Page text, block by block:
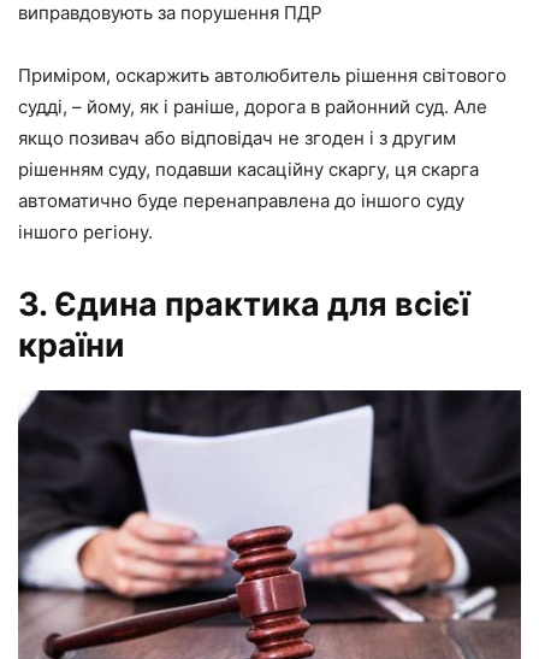
виправдовують за порушення ПДР
Приміром, оскаржить автолюбитель рішення світового
судді, – йому, як і раніше, дорога в районний суд. Але
якщо позивач або відповідач не згоден і з другим
рішенням суду, подавши касаційну скаргу, ця скарга
автоматично буде перенаправлена до іншого суду
іншого регіону.
3. Єдина практика для всієї
країни